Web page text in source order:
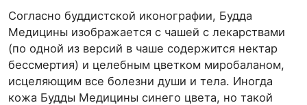
Согласно буддистской иконографии, Будда
Медицины изображается с чашей с лекарствами
(по одной из версий в чаше содержится нектар
бессмертия) и целебным цветком миробаланом,
исцеляющим все болезни души и тела. Иногда
кожа Будды Медицины синего цвета, но такой